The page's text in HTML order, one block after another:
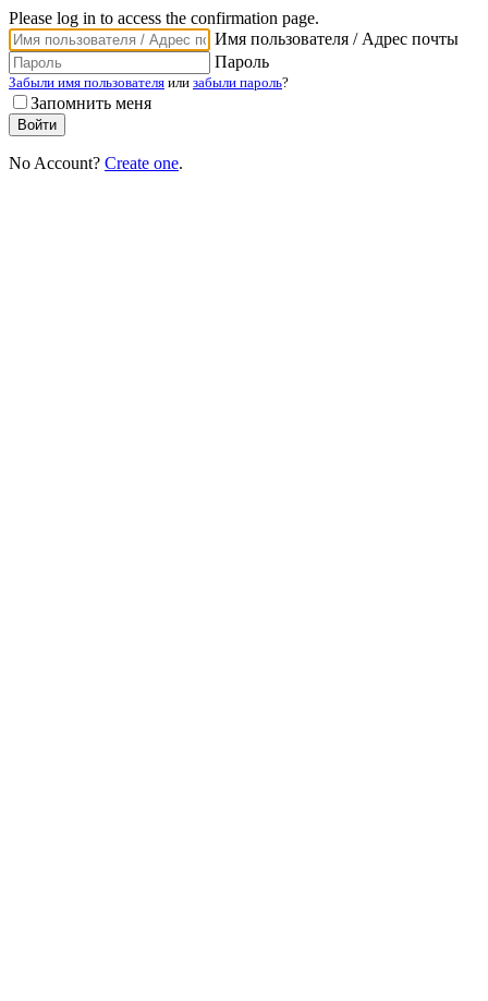
Please log in to access the confirmation page.
Имя пользователя / Адрес почты
Пароль
Забыли имя пользователя или забыли пароль?
Запомнить меня
No Account? Create one.